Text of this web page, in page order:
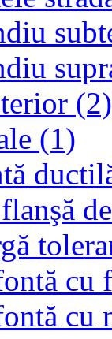
(2)
(1)
cu
cu